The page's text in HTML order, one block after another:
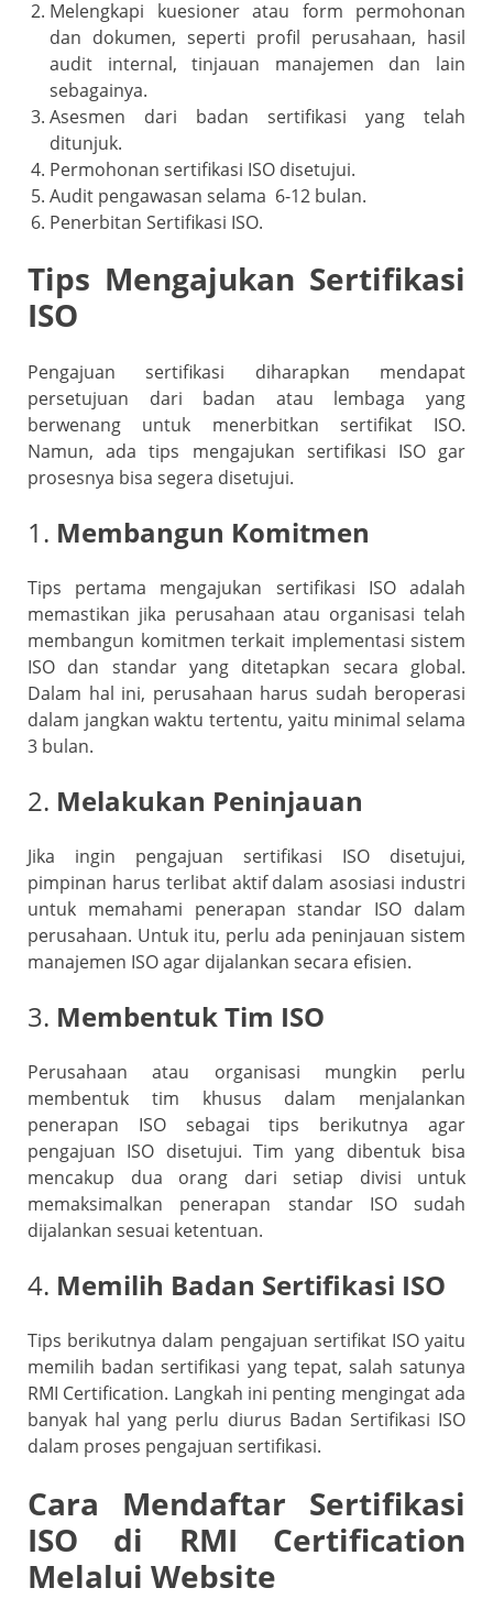
Melengkapi kuesioner atau form permohonan
dan dokumen, seperti profil perusahaan, hasil
audit internal, tinjauan manajemen dan lain
sebagainya.
Asesmen dari badan sertifikasi yang telah
ditunjuk.
Permohonan sertifikasi ISO disetujui.
Audit pengawasan selama 6-12 bulan.
Penerbitan Sertifikasi ISO.
Tips Mengajukan Sertifikasi
ISO
Pengajuan sertifikasi diharapkan mendapat
persetujuan dari badan atau lembaga yang
berwenang untuk menerbitkan sertifikat ISO.
Namun, ada tips mengajukan sertifikasi ISO gar
prosesnya bisa segera disetujui.
1. Membangun Komitmen
Tips pertama mengajukan sertifikasi ISO adalah
memastikan jika perusahaan atau organisasi telah
membangun komitmen terkait implementasi sistem
ISO dan standar yang ditetapkan secara global.
Dalam hal ini, perusahaan harus sudah beroperasi
dalam jangkan waktu tertentu, yaitu minimal selama
3 bulan.
2. Melakukan Peninjauan
Jika ingin pengajuan sertifikasi ISO disetujui,
pimpinan harus terlibat aktif dalam asosiasi industri
untuk memahami penerapan standar ISO dalam
perusahaan. Untuk itu, perlu ada peninjauan sistem
manajemen ISO agar dijalankan secara efisien.
3. Membentuk Tim ISO
Perusahaan atau organisasi mungkin perlu
membentuk tim khusus dalam menjalankan
penerapan ISO sebagai tips berikutnya agar
pengajuan ISO disetujui. Tim yang dibentuk bisa
mencakup dua orang dari setiap divisi untuk
memaksimalkan penerapan standar ISO sudah
dijalankan sesuai ketentuan.
4. Memilih Badan Sertifikasi ISO
Tips berikutnya dalam pengajuan sertifikat ISO yaitu
memilih badan sertifikasi yang tepat, salah satunya
RMI Certification. Langkah ini penting mengingat ada
banyak hal yang perlu diurus Badan Sertifikasi ISO
dalam proses pengajuan sertifikasi.
Cara Mendaftar Sertifikasi
ISO di RMI Certification
Melalui Website